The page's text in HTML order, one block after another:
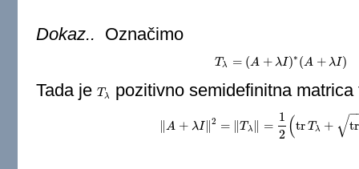
Dokaz.. Označimo
T λ = (A + λI )∗ (A + λI )
Tλ=( A+ λI) ∗(A+λI)(λ∈
Tada je T λ
T λ pozitivno semidefinitna
∥A + λI∥ 2 = ∥Tλ =
1
2 (tr T λ + tr
−
√
‖A+ λI‖2 ‖Tλ ‖= 1 2(trTλ +tr2( Tλ)